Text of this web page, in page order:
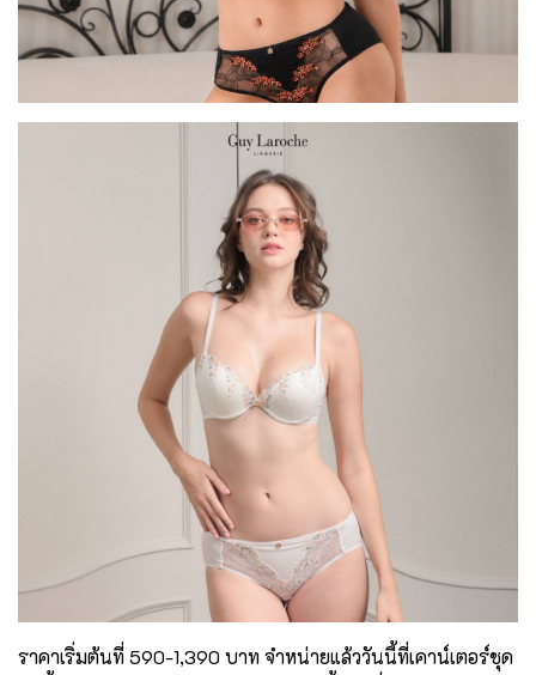
ราคาเริ่มต้นที่ 590-1,390 บาท จำหน่ายแล้ววันนี้ที่เคาน์เตอร์ชุด